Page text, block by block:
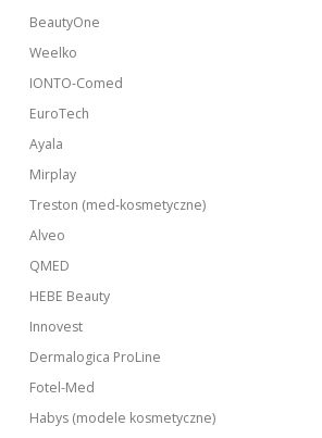
BeautyOne
Weelko
IONTO-Comed
EuroTech
Ayala
Mirplay
Treston (med-kosmetyczne)
Alveo
QMED
HEBE Beauty
Innovest
Dermalogica ProLine
Fotel-Med
Habys (modele kosmetyczne)